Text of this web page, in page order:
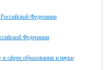
Федерации
Федерации
сфере образования и науки